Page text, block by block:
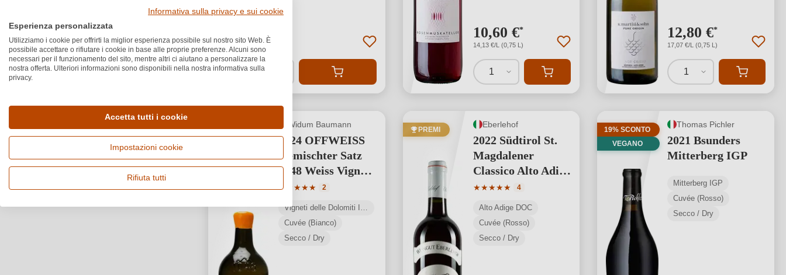
★★★ ★★
★
Valutazione media di 4.75 su 5 stelle
4
12,42 €/L (4,5 L)
1
10,60 €*
14,13 €/L (0,75 L)
1
12,80 €*
17,07 €/L (0,75 L)
1
7% SCONTO
VEGANO
Widum Baumann
2024 OFFWEISS
Gemischter Satz
1048 Weiss Vigneti
delle Dolomiti IGP
★ ★★★★
Valutazione media di 5 su 5 stelle
2
Vigneti delle Dolomiti IGP
Cuvée (Bianco)
Secco / Dry
PREMI
Eberlehof
2022 Südtirol St.
Magdalener
Classico Alto Adige
DOC
★★★★★
Valutazione media di 5 su 5 stelle
4
Alto Adige DOC
Cuvée (Rosso)
Secco / Dry
19% SCONTO
VEGANO
Thomas Pichler
2021 Bsunders
Mitterberg IGP
Mitterberg IGP
Cuvée (Rosso)
Secco / Dry
Informativa sulla privacy e sui cookie
Esperienza personalizzata
Utilizziamo i cookie per offrirti la miglior esperienza possibile sul nostro sito Web. È
possibile accettare o rifiutare i cookie in base alle proprie preferenze. Alcuni sono
necessari per il funzionamento del sito, mentre altri ci aiutano a personalizzare la
nostra offerta. Ulteriori informazioni sono disponibili nella nostra informativa sulla
privacy.
Accetta tutti i cookie
Impostazioni cookie
Rifiuta tutti